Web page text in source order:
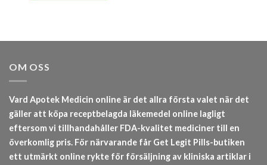
OM OSS
Vard Apotek Medicin online är det allra första valet när det
gäller att köpa receptbelagda läkemedel online lagligt
eftersom vi tillhandahåller FDA-kvalitet mediciner till en
överkomlig pris. För närvarande får Get Legit Pills-butiken
ett utmärkt online rykte för försäljning av kliniska artiklar i